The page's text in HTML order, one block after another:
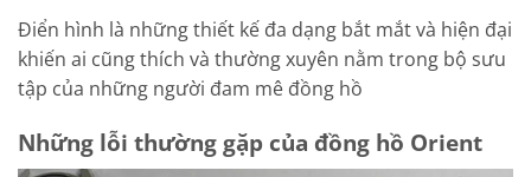
Điển hình là những thiết kế đa dạng bắt mắt và hiện đại
khiến ai cũng thích và thường xuyên nằm trong bộ sưu
tập của những người đam mê đồng hồ
Những lỗi thường gặp của đồng hồ Orient